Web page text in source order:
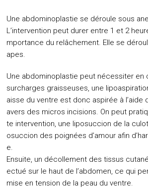
Une abdominoplastie se déroule sous
L’intervention peut durer entre 1 et 2
mportance du relâchement. Elle se
apes.
Une abdominoplastie peut nécessiter en
surcharges graisseuses, une
aisse du ventre est donc aspirée à l’aide
avers des micros incisions. On peut
te intervention, une liposuccion de la
osuccion des poignées d’amour afin
e.
Ensuite, un décollement des tissus
ectué sur le haut de l’abdomen, ce qui
mise en tension de la peau du ventre.